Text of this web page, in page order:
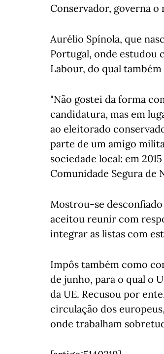
Conservador, governa
Aurélio Spínola, que
Portugal, onde estudou
Labour, do qual
"Não gostei da forma
candidatura, mas em
ao eleitorado
parte de um amigo
sociedade local: em
Comunidade Segura de
Mostrou-se
aceitou reunir com
integrar as listas com
Impôs também como
de junho, para o qual o
da UE. Recusou por
circulação dos
onde trabalham